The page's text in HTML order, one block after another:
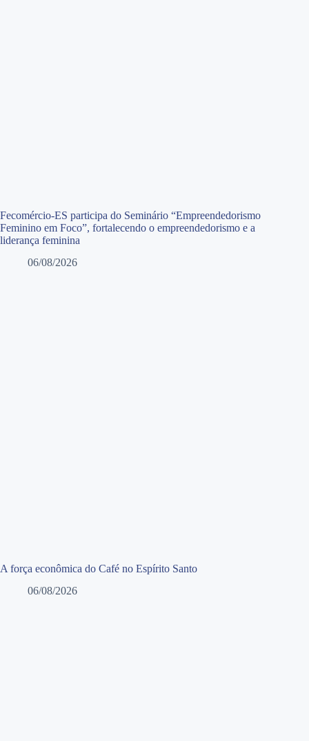
Fecomércio-ES participa do Seminário “Empreendedorismo
Feminino em Foco”, fortalecendo o empreendedorismo e a
liderança feminina
06/08/2026
A força econômica do Café no Espírito Santo
06/08/2026